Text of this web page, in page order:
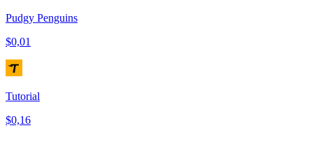
Pudgy Penguins
$0,01
Tutorial
$0,16